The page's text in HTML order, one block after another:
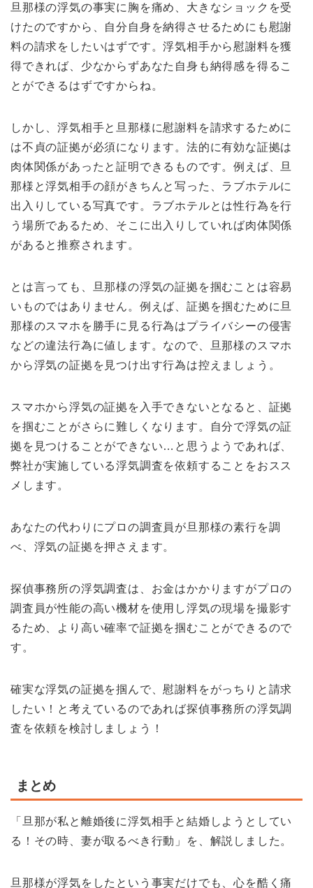
旦那様の浮気の事実に胸を痛め、大きなショックを受
けたのですから、自分自身を納得させるためにも慰謝
料の請求をしたいはずです。浮気相手から慰謝料を獲
得できれば、少なからずあなた自身も納得感を得るこ
とができるはずですからね。
しかし、浮気相手と旦那様に慰謝料を請求するために
は不貞の証拠が必須になります。法的に有効な証拠は
肉体関係があったと証明できるものです。例えば、旦
那様と浮気相手の顔がきちんと写った、ラブホテルに
出入りしている写真です。ラブホテルとは性行為を行
う場所であるため、そこに出入りしていれば肉体関係
があると推察されます。
とは言っても、旦那様の浮気の証拠を掴むことは容易
いものではありません。例えば、証拠を掴むために旦
那様のスマホを勝手に見る行為はプライバシーの侵害
などの違法行為に値します。なので、旦那様のスマホ
から浮気の証拠を見つけ出す行為は控えましょう。
スマホから浮気の証拠を入手できないとなると、証拠
を掴むことがさらに難しくなります。自分で浮気の証
拠を見つけることができない…と思うようであれば、
弊社が実施している浮気調査を依頼することをおスス
メします。
あなたの代わりにプロの調査員が旦那様の素行を調
べ、浮気の証拠を押さえます。
探偵事務所の浮気調査は、お金はかかりますがプロの
調査員が性能の高い機材を使用し浮気の現場を撮影す
るため、より高い確率で証拠を掴むことができるので
す。
確実な浮気の証拠を掴んで、慰謝料をがっちりと請求
したい！と考えているのであれば探偵事務所の浮気調
査を依頼を検討しましょう！
まとめ
「旦那が私と離婚後に浮気相手と結婚しようとしてい
る！その時、妻が取るべき行動」を、解説しました。
旦那様が浮気をしたという事実だけでも、心を酷く痛